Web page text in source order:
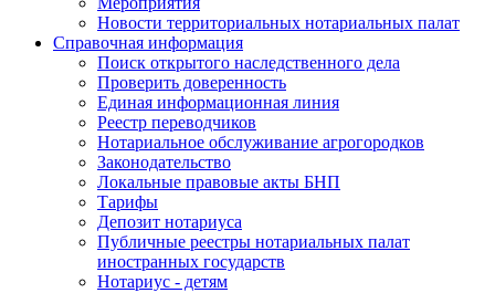
Новости территориальных нотариальных палат
Справочная информация
Поиск открытого наследственного дела
Проверить доверенность
Единая информационная линия
Реестр переводчиков
Нотариальное обслуживание агрогородков
Законодательство
Локальные правовые акты БНП
Тарифы
Депозит нотариуса
Публичные реестры нотариальных палат
иностранных государств
Нотариус - детям